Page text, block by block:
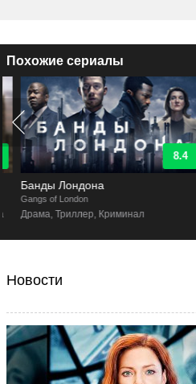
Похожие сериалы
8.4
Банды Лондона
Gangs of London
Драма, Триллер, Криминал
Новости